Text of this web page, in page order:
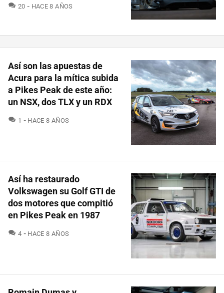
20 COMENTARIOS
HACE 8 AÑOS
Así son las apuestas de
Acura para la mítica subida
a Pikes Peak de este año:
un NSX, dos TLX y un RDX
1 COMENTARIOS
HACE 8 AÑOS
Así ha restaurado
Volkswagen su Golf GTI de
dos motores que compitió
en Pikes Peak en 1987
4 COMENTARIOS
HACE 8 AÑOS